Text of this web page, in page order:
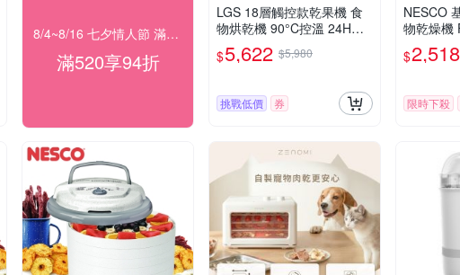
8/4~8/16 七夕情人節 滿額94折
滿520享94折
LGS 18層觸控款乾果機 食
物烘乾機 90°C控溫 24H定
時 果乾/肉乾/蔬菜/花茶適用
乾果機 烘乾機 果乾機 食物
溫控乾果機
$5,622 $5,980
挑戰低價 券
NESCO
物乾燥機
進口]
$2,518
限時下殺